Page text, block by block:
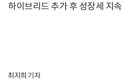
하이브리드 추가 후 성장세 지속
최지희 기자